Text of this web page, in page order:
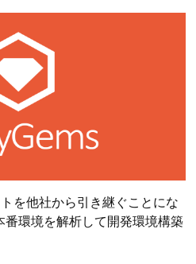
を他社から引き継ぐことにな
番環境を解析して開発環境構築